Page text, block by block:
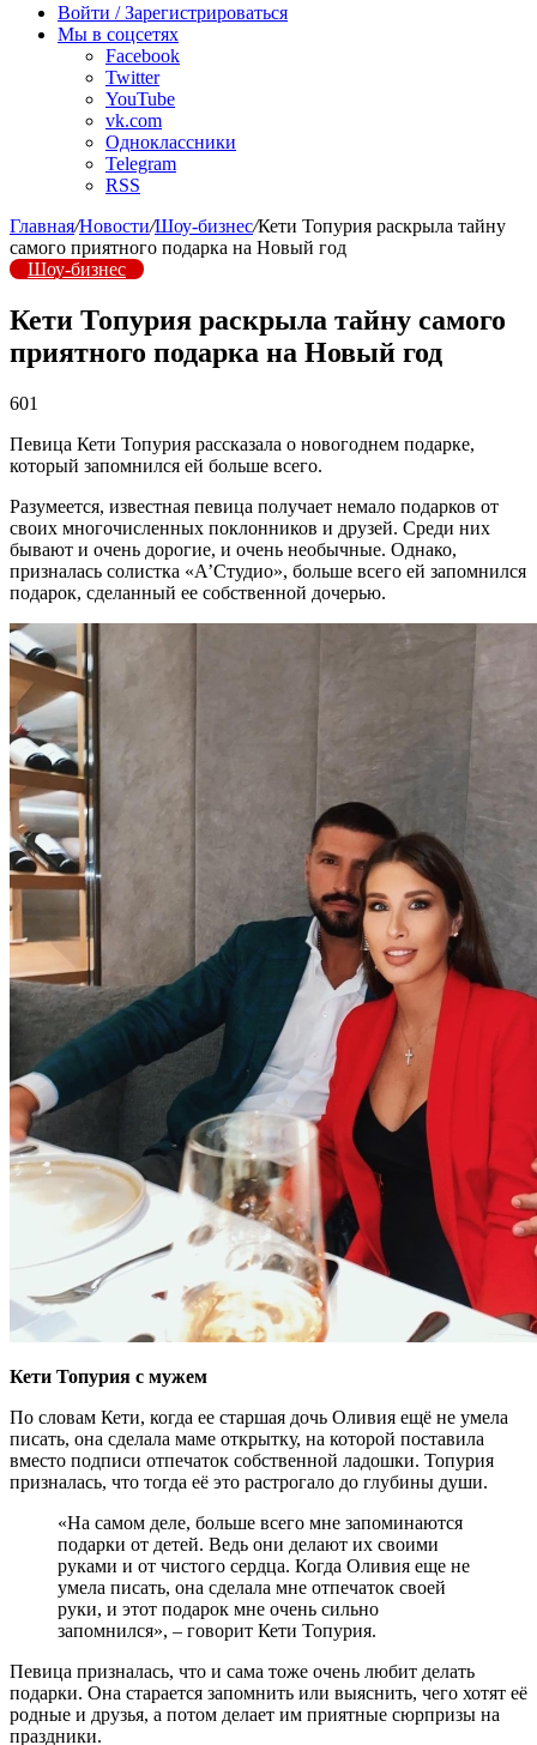
радио
Войти / Зарегистрироваться
Мы в соцсетях
Facebook
Twitter
YouTube
vk.com
Одноклассники
Telegram
RSS
Главная/Новости/Шоу-бизнес/Кети Топурия раскрыла тайну
самого приятного подарка на Новый год
Шоу-бизнес
Кети Топурия раскрыла тайну самого
приятного подарка на Новый год
601
Певица Кети Топурия рассказала о новогоднем подарке,
который запомнился ей больше всего.
Разумеется, известная певица получает немало подарков от
своих многочисленных поклонников и друзей. Среди них
бывают и очень дорогие, и очень необычные. Однако,
призналась солистка «А’Студио», больше всего ей запомнился
подарок, сделанный ее собственной дочерью.
Кети Топурия с мужем
По словам Кети, когда ее старшая дочь Оливия ещё не умела
писать, она сделала маме открытку, на которой поставила
вместо подписи отпечаток собственной ладошки. Топурия
призналась, что тогда её это растрогало до глубины души.
«На самом деле, больше всего мне запоминаются
подарки от детей. Ведь они делают их своими
руками и от чистого сердца. Когда Оливия еще не
умела писать, она сделала мне отпечаток своей
руки, и этот подарок мне очень сильно
запомнился», – говорит Кети Топурия.
Певица призналась, что и сама тоже очень любит делать
подарки. Она старается запомнить или выяснить, чего хотят её
родные и друзья, а потом делает им приятные сюрпризы на
праздники.